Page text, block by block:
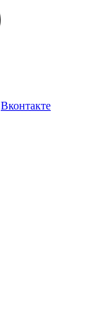
Вконтакте